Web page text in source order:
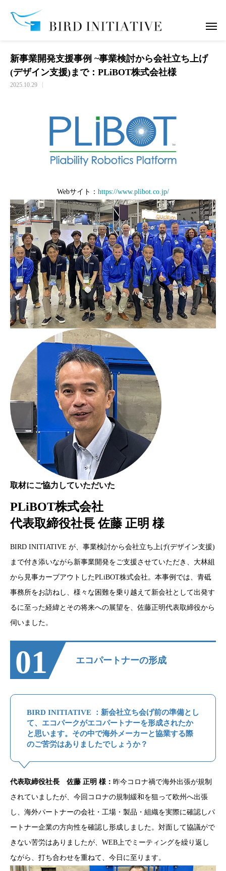
新事業開発支援事例 ~事業検討から会社立ち上げ(デザイン支援)まで：PLiBOT株式会社様
新事業開発支援事例 ~事業検討から会社立ち上げ
(デザイン支援)まで：PLiBOT株式会社様
2025.10.29
Webサイト： https://www.plibot.co.jp/
取材にご協力していただいた
PLiBOT株式会社
代表取締役社長 佐藤 正明 様
BIRD INITIATIVE が、事業検討から会社立ち上げ(デザイン支援)
まで付き添いながら新事業開発をご支援させていただき、大林組
から見事カーブアウトしたPLiBOT株式会社。本事例では、青砥
事務所をお訪ねし、様々な困難を乗り越えて新会社として出発す
るに至った経緯とその将来への展望を、佐藤正明代表取締役から
伺いました。
01 エコパートナーの形成
BIRD INITIATIVE ：新会社立ち会げ前の準備とし
て、エコパークがエコパートナーを形成されたか
と思います。その中で海外メーカーと協業する際
のご苦労はありましたでしょうか？
代表取締役社長 佐藤 正明 様： 昨今コロナ禍で海外出張が規制
されていましたが、今回コロナの規制緩和を狙って欧州へ出張
し、海外パートナーの会社・工場・製品・組織を実際に確認しパ
ートナー企業の方向性を確認し形成しました。対面して協議がで
きない苦労はありましたが、WEB上でミーティングを繰り返し
ながら、打ち合わせを重ねて、今日に至ります。